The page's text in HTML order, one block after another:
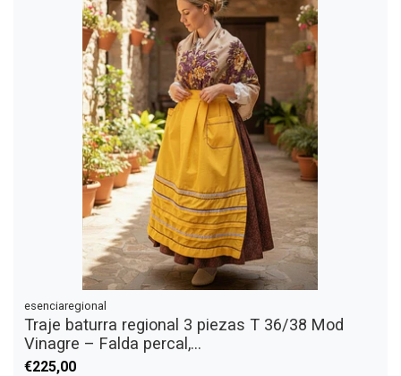
esenciaregional
Traje baturra regional 3 piezas T 36/38 Mod
Vinagre – Falda percal,...
€225,00